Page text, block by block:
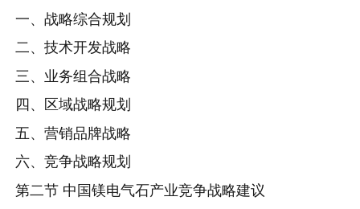
一、战略综合规划
二、技术开发战略
三、业务组合战略
四、区域战略规划
五、营销品牌战略
六、竞争战略规划
第二节 中国镁电气石产业竞争战略建议